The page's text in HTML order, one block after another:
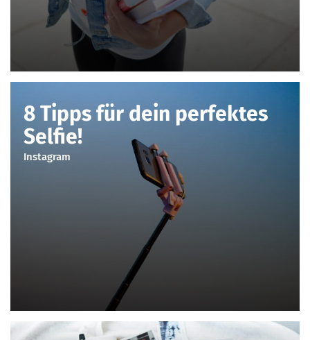
8 Tipps für dein perfektes
Selfie!
Instagram